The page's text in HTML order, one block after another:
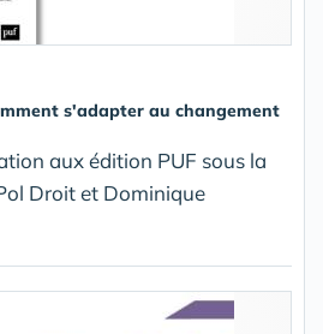
s'adapter au changement
aux édition PUF sous la
Droit et Dominique